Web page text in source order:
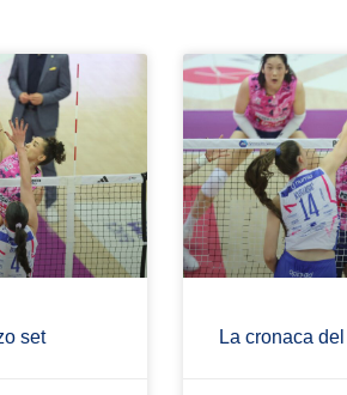
set La cronaca